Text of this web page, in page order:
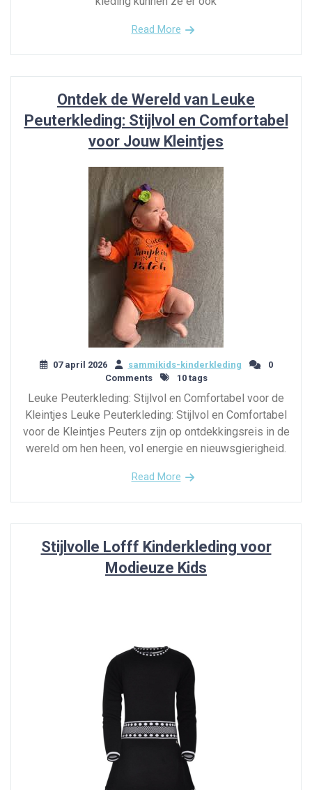
Read More
Ontdek de Wereld van Leuke
Peuterkleding: Stijlvol en Comfortabel
voor Jouw Kleintjes
07 april 2026 sammikids-kinderkleding
0
Comments
10 tags
Leuke Peuterkleding: Stijlvol en Comfortabel voor de
Kleintjes Leuke Peuterkleding: Stijlvol en Comfortabel
voor de Kleintjes Peuters zijn op ontdekkingsreis in de
wereld om hen heen, vol energie en nieuwsgierigheid.
Read More
Stijlvolle Lofff Kinderkleding voor
Modieuze Kids